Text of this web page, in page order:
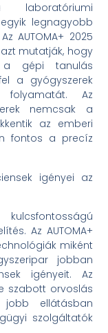
legnagyobb
AUTOMA+ 2025
mutatják, hogy
a gépi tanulás
a gyógyszerek
folyamatát. Az
nemcsak a
az emberi
fontos a precíz
igényei az
Az AUTOMA+
miként
jobban
igényeit. Az
szabott orvoslás
ellátásban
szolgáltatók